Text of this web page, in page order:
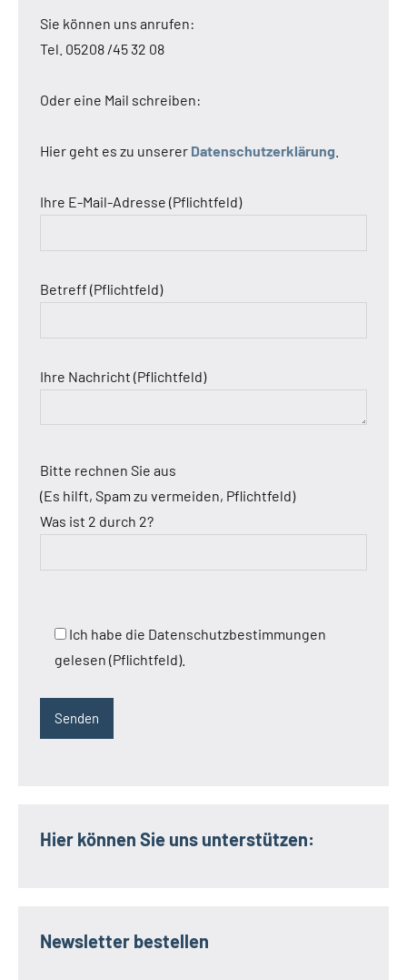
Sie können uns anrufen:
Tel. 05208 /45 32 08
Oder eine Mail schreiben:
Hier geht es zu unserer Datenschutzerklärung
Ihre E-Mail-Adresse (Pflichtfeld)
Betreff (Pflichtfeld)
Ihre Nachricht (Pflichtfeld)
Bitte rechnen Sie aus
(Es hilft, Spam zu vermeiden, Pflichtfeld)
Was ist 2 durch 2?
Ich habe die Datenschutzbestimmungen
gelesen (Pflichtfeld).
Hier können Sie uns unterstützen:
Newsletter bestellen